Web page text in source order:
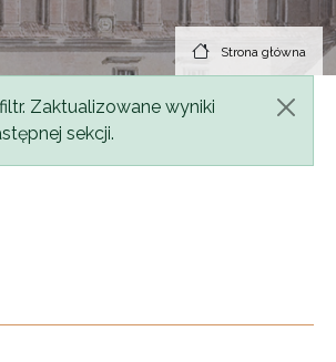
Strona główna
Zaktualizowane wyniki
sekcji.